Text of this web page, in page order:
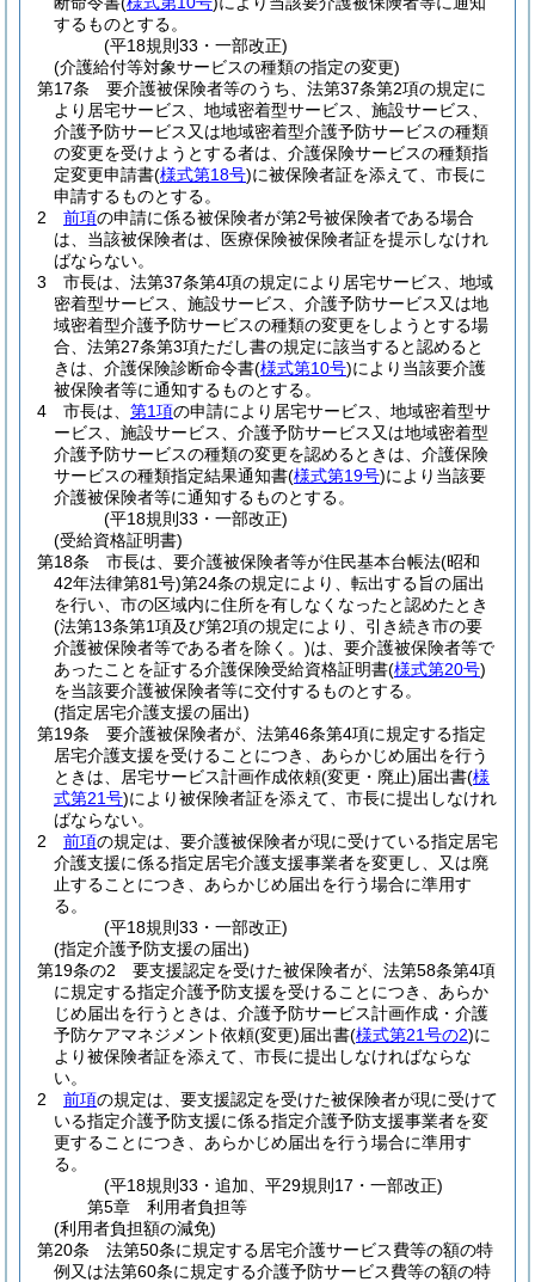
するものとする。
(平18規則33・一部改正)
(介護給付等対象サービスの種類の指定の変更)
第17条
要介護被保険者等のうち、法第37条第2項の規定に
より居宅サービス、地域密着型サービス、施設サービス、
介護予防サービス又は地域密着型介護予防サービスの種類
の変更を受けようとする者は、介護保険サービスの種類指
定変更申請書(様式第18号)に被保険者証を添えて、市長に
申請するものとする。
2
前項の申請に係る被保険者が第2号被保険者である場合
は、当該被保険者は、医療保険被保険者証を提示しなけれ
ばならない。
3
市長は、法第37条第4項の規定により居宅サービス、地域
密着型サービス、施設サービス、介護予防サービス又は地
域密着型介護予防サービスの種類の変更をしようとする場
合、法第27条第3項ただし書の規定に該当すると認めると
きは、介護保険診断命令書(様式第10号)により当該要介護
被保険者等に通知するものとする。
4
市長は、 第1項の申請により居宅サービス、地域密着型サ
ービス、施設サービス、介護予防サービス又は地域密着型
介護予防サービスの種類の変更を認めるときは、介護保険
サービスの種類指定結果通知書(様式第19号)により当該要
介護被保険者等に通知するものとする。
(平18規則33・一部改正)
(受給資格証明書)
第18条
市長は、要介護被保険者等が住民基本台帳法(昭和
42年法律第81号)第24条の規定により、転出する旨の届出
を行い、市の区域内に住所を有しなくなったと認めたとき
(法第13条第1項及び第2項の規定により、引き続き市の要
介護被保険者等である者を除く。)は、要介護被保険者等で
あったことを証する介護保険受給資格証明書(様式第20号)
を当該要介護被保険者等に交付するものとする。
(指定居宅介護支援の届出)
第19条
要介護被保険者が、法第46条第4項に規定する指定
居宅介護支援を受けることにつき、あらかじめ届出を行う
ときは、居宅サービス計画作成依頼(変更・廃止)届出書(様
式第21号)により被保険者証を添えて、市長に提出しなけれ
ばならない。
2
前項の規定は、要介護被保険者が現に受けている指定居宅
介護支援に係る指定居宅介護支援事業者を変更し、又は廃
止することにつき、あらかじめ届出を行う場合に準用す
る。
(平18規則33・一部改正)
(指定介護予防支援の届出)
第19条の2
要支援認定を受けた被保険者が、法第58条第4項
に規定する指定介護予防支援を受けることにつき、あらか
じめ届出を行うときは、介護予防サービス計画作成・介護
予防ケアマネジメント依頼(変更)届出書(様式第21号の2)に
より被保険者証を添えて、市長に提出しなければならな
い。
2
前項の規定は、要支援認定を受けた被保険者が現に受けて
いる指定介護予防支援に係る指定介護予防支援事業者を変
更することにつき、あらかじめ届出を行う場合に準用す
る。
(平18規則33・追加、平29規則17・一部改正)
第5章
利用者負担等
(利用者負担額の減免)
第20条
法第50条に規定する居宅介護サービス費等の額の特
例又は法第60条に規定する介護予防サービス費等の額の特